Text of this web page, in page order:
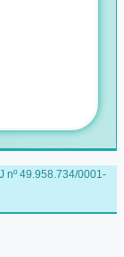
nº 49.958.734/0001-